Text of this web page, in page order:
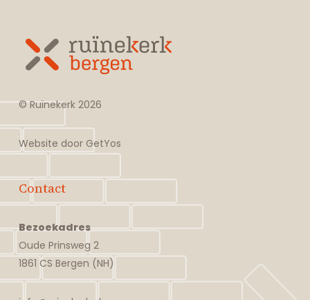
© Ruïnekerk 2026
Website doorGetYos
Contact
Bezoekadres
Oude Prinsweg 2
1861 CS Bergen (NH)